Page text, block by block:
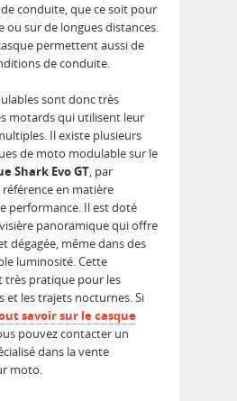
conduite, que ce soit pour
ou sur de longues distances.
permettent aussi de
de conduite.
sont donc très
motards qui utilisent leur
Il existe plusieurs
de moto modulable sur le
Shark Evo GT, par
en matière
performance. Il est doté
panoramique qui offre
dégagée, même dans des
luminosité. Cette
très pratique pour les
et les trajets nocturnes. Si
savoir sur le casque
pouvez contacter un
dans la vente
moto.